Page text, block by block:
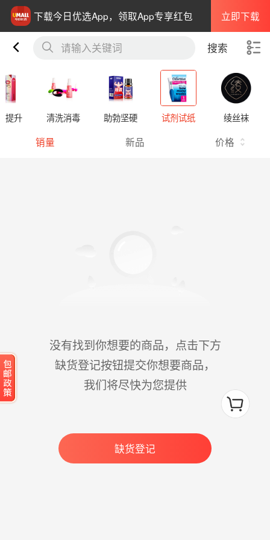
下载今日优选App，领取App专享红包 立即下载
请输入关键词 搜索
提升 清洗消毒 助勃坚硬 试剂试纸 绫丝袜
销量 新品 价格
没有找到你想要的商品，点击下方
缺货登记按钮提交你想要商品，
我们将尽快为您提供
缺货登记